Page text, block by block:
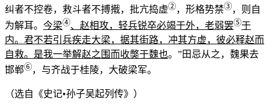
纠者不控卷，救斗者不搏撠，批亢捣虚②，形格势禁③，则自
为解耳。 今梁④、赵相攻，轻兵锐卒必竭于外，老弱罢⑤于
内。君不若引兵疾走大梁，据其街路，冲其方虚，彼必释赵而
自救。是我一举解赵之围而收獘于魏也。”田忌从之，魏果去
邯郸⑥，与齐战于桂陵，大破梁军。
（选自《史记•孙子吴起列传》）